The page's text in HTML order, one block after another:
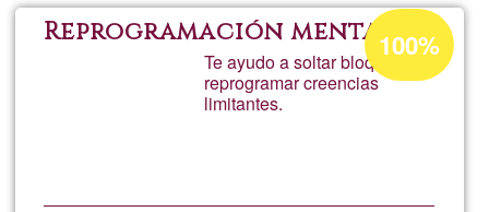
Reprogramación mental
Te ayudo a soltar bloqueos,
reprogramar creencias
limitantes.
Porcentaje
de
aceptación
100%